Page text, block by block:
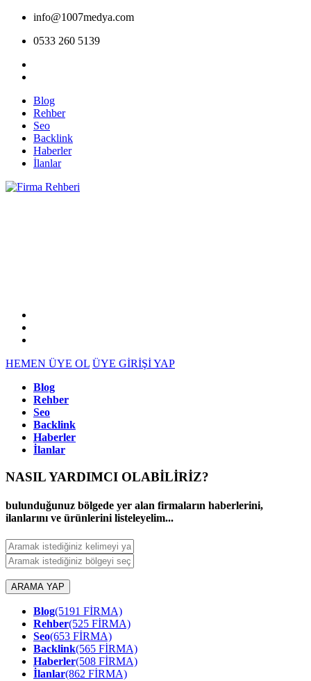
info@1007medya.com
0533 260 5139
Blog
Rehber
Seo
Backlink
Haberler
İlanlar
HEMEN ÜYE OL ÜYE GİRİŞİ YAP
Blog
Rehber
Seo
Backlink
Haberler
İlanlar
NASIL YARDIMCI OLABİLİRİZ?
bulunduğunuz bölgede yer alan firmaların haberlerini,
ilanlarını ve ürünlerini listeleyelim...
ARAMA YAP
Blog(5191 FİRMA)
Rehber(525 FİRMA)
Seo(653 FİRMA)
Backlink(565 FİRMA)
Haberler(508 FİRMA)
İlanlar(862 FİRMA)